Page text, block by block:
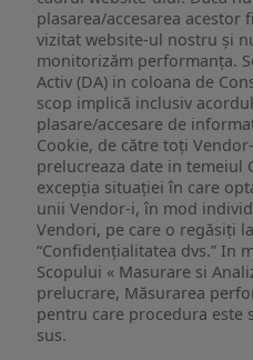
plasarea/accesarea acestor
vizitat website-ul nostru și
monitorizăm performanța.
Activ (DA) in coloana de
scop implică inclusiv
plasare/accesare de
Cookie, de către toți
prelucreaza date in temeiul
excepția situației în care
unii Vendor-i, în mod
Vendori, pe care o regăsiți
“Confidențialitatea dvs.” In
Scopului « Masurare si
prelucrare, Măsurarea
pentru care procedura este
sus.